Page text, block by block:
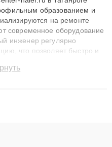
образованием и
на ремонте
современное оборудование
инженер регулярно
что позволяет быстро и
Наши мастера решают